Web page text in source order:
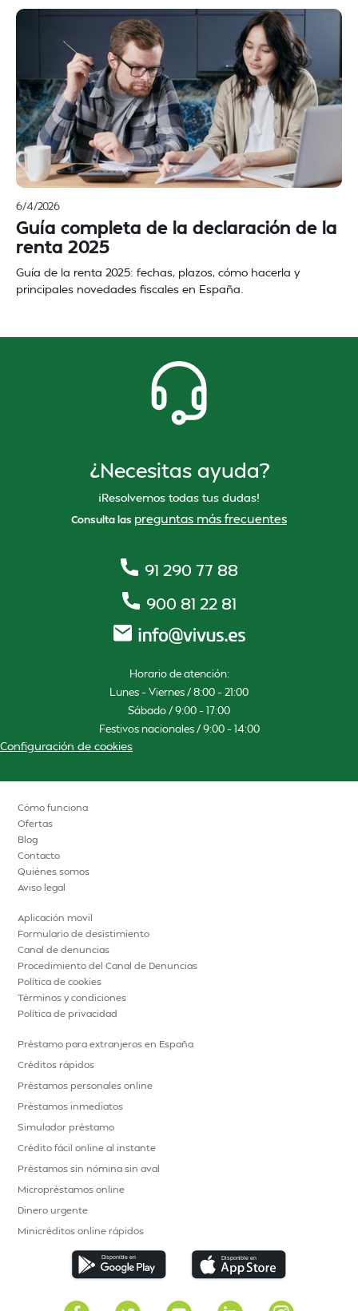
6/4/2026
Guía completa de la declaración de la
renta 2025
Guía de la renta 2025: fechas, plazos, cómo hacerla y
principales novedades fiscales en España.
¿Necesitas ayuda?
¡Resolvemos todas tus dudas!
Consulta las preguntas más frecuentes
91 290 77 88
900 81 22 81
Horario de atención:
Lunes – Viernes / 8:00 – 21:00
Sábado / 9:00 – 17:00
Festivos nacionales / 9:00 – 14:00
Configuración de cookies
Cómo funciona
Ofertas
Blog
Contacto
Quiénes somos
Aviso legal
Aplicación movil
Formulario de desistimiento
Canal de denuncias
Procedimiento del Canal de Denuncias
Política de cookies
Términos y condiciones
Política de privacidad
Préstamo para extranjeros en España
Créditos rápidos
Préstamos personales online
Préstamos inmediatos
Simulador préstamo
Crédito fácil online al instante
Préstamos sin nómina sin aval
Micropréstamos online
Dinero urgente
Minicréditos online rápidos